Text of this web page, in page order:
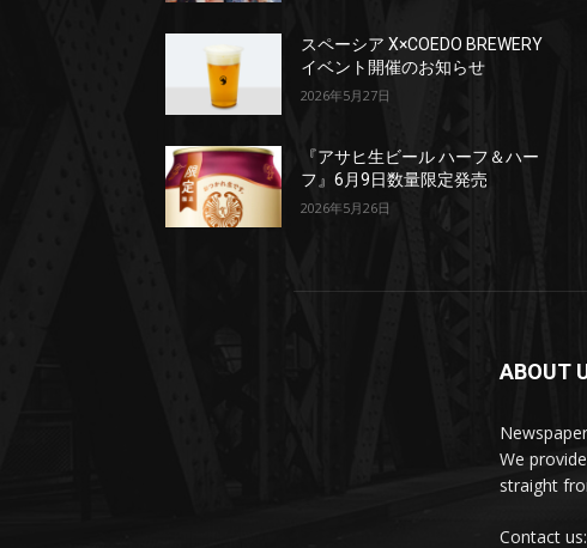
スペーシア X×COEDO BREWERY
イベント開催のお知らせ
2026年5月27日
『アサヒ生ビール ハーフ＆ハー
フ』6月9日数量限定発売
2026年5月26日
ABOUT
We
straight
Contact us: